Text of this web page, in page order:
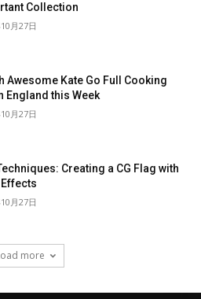
Collection
月27日
Awesome Kate Go Full Cooking
England this Week
月27日
Creating a CG Flag with
月27日
more